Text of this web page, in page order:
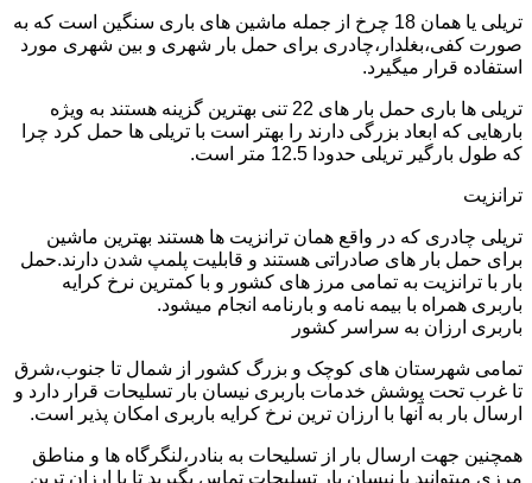
تریلی یا همان 18 چرخ از جمله ماشین های باری سنگین است که به
صورت کفی،بغلدار،چادری برای حمل بار شهری و بین شهری مورد
استفاده قرار میگیرد.
تریلی ها باری حمل بار های 22 تنی بهترین گزینه هستند به ویژه
بارهایی که ابعاد بزرگی دارند را بهتر است با تریلی ها حمل کرد چرا
که طول بارگیر تریلی حدودا 12.5 متر است.
ترانزیت
تریلی چادری که در واقع همان ترانزیت ها هستند بهترین ماشین
برای حمل بار های صادراتی هستند و قابلیت پلمپ شدن دارند.حمل
بار با ترانزیت به تمامی مرز های کشور و با کمترین نرخ کرایه
باربری همراه با بیمه نامه و بارنامه انجام میشود.
باربری ارزان به سراسر کشور
تمامی شهرستان های کوچک و بزرگ کشور از شمال تا جنوب،شرق
تا غرب تحت پوشش خدمات باربری نیسان بار تسلیحات قرار دارد و
ارسال بار به آنها با ارزان ترین نرخ کرایه باربری امکان پذیر است.
همچنین جهت ارسال بار از تسلیحات به بنادر،لنگرگاه ها و مناطق
مرزی میتوانید با نیسان بار تسلیحات تماس بگیرید تا با ارزان ترین